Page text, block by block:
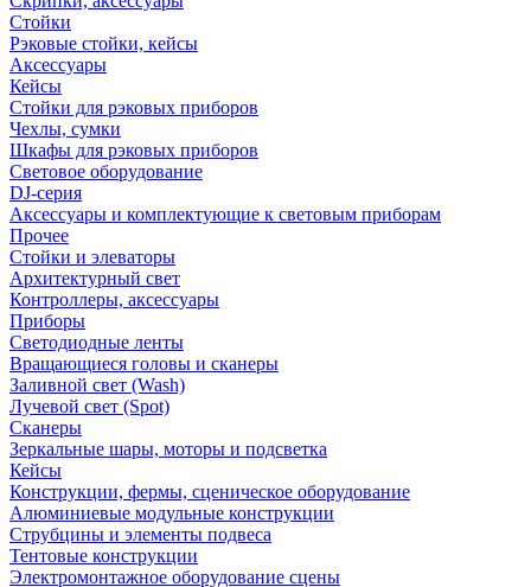
Стойки
Рэковые стойки, кейсы
Аксессуары
Кейсы
Стойки для рэковых приборов
Чехлы, сумки
Шкафы для рэковых приборов
Световое оборудование
DJ-серия
Аксессуары и комплектующие к световым приборам
Прочее
Стойки и элеваторы
Архитектурный свет
Контроллеры, аксессуары
Приборы
Светодиодные ленты
Вращающиеся головы и сканеры
Заливной свет (Wash)
Лучевой свет (Spot)
Сканеры
Зеркальные шары, моторы и подсветка
Кейсы
Конструкции, фермы, сценическое оборудование
Алюминиевые модульные конструкции
Струбцины и элементы подвеса
Тентовые конструкции
Электромонтажное оборудование сцены